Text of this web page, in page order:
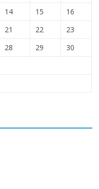
14 15
16
21 22
23
28 29
30